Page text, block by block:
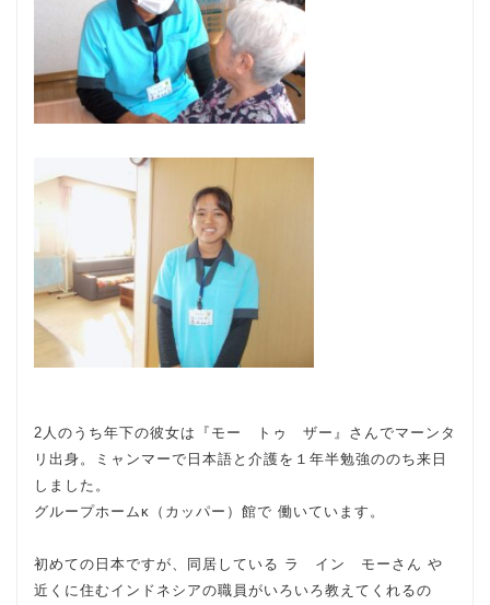
2人のうち年下の彼女は『モー トゥ ザー』さんでマーンタ
リ出身。ミャンマーで日本語と介護を１年半勉強ののち来日
しました。
グループホームκ（カッパー）館で 働いています。
初めての日本ですが、同居している ラ イン モーさん や
近くに住むインドネシアの職員がいろいろ教えてくれるの